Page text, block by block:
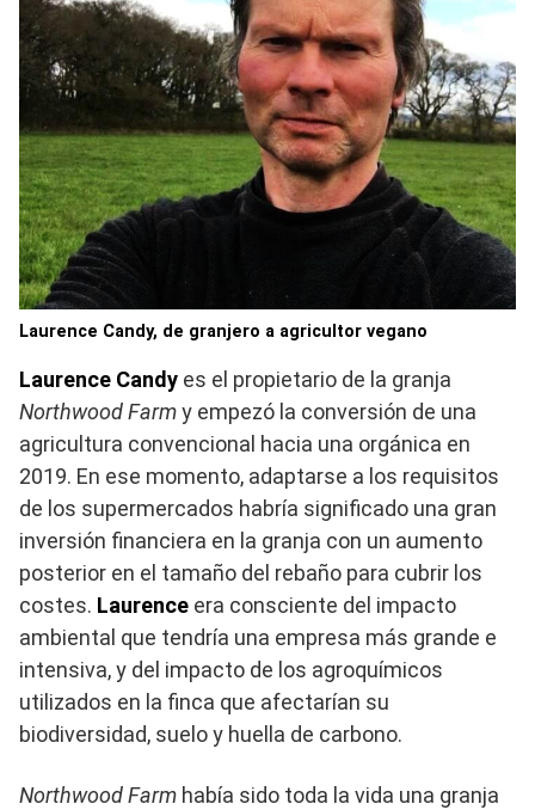
Laurence Candy, de granjero a agricultor vegano
Laurence Candy es el propietario de la granja
Northwood Farmy empezó la conversión de una
agricultura convencional hacia una orgánica en
2019. En ese momento, adaptarse a los requisitos
de los supermercados habría significado una gran
inversión financiera en la granja con un aumento
posterior en el tamaño del rebaño para cubrir los
costes. Laurence era consciente del impacto
ambiental que tendría una empresa más grande e
intensiva, y del impacto de los agroquímicos
utilizados en la finca que afectarían su
biodiversidad, suelo y huella de carbono.
Northwood Farm había sido toda la vida una granja